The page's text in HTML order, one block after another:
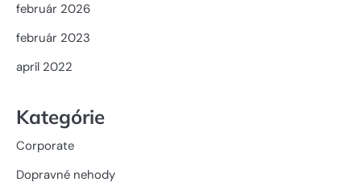
február 2026
február 2023
apríl 2022
Kategórie
Corporate
Dopravné nehody